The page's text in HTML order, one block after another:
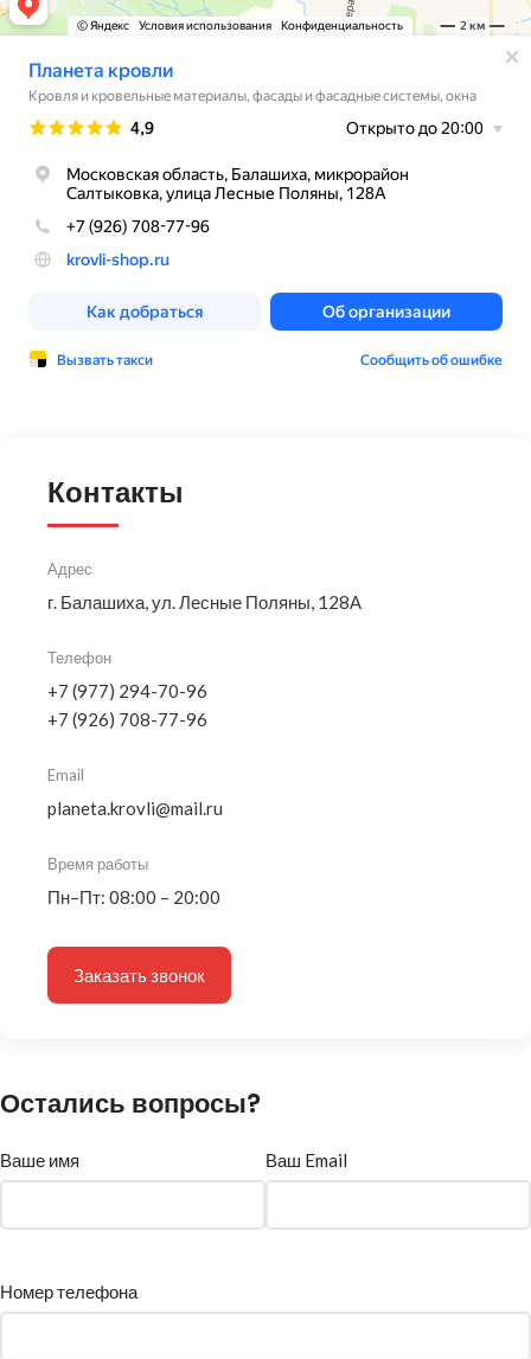
Контакты
Адрес
г. Балашиха, ул. Лесные Поляны, 128А
Телефон
+7 (977) 294-70-96
+7 (926) 708-77-96
Email
planeta.krovli@mail.ru
Время работы
Пн–Пт: 08:00 – 20:00
Заказать звонок
Остались вопросы?
Ваше имя Ваш Email
Номер телефона